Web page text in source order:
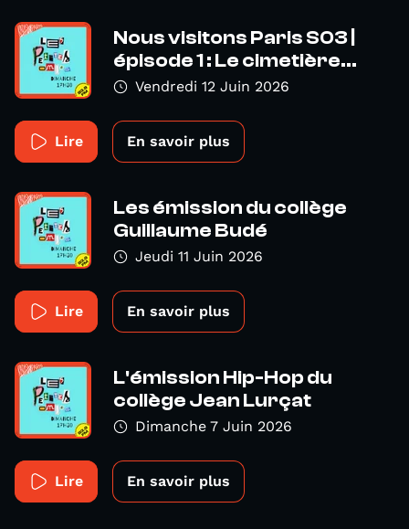
Nous visitons Paris S03 |
épisode 1 : Le cimetière...
Vendredi 12 Juin 2026
Lire En savoir plus
Les émission du collège
Guillaume Budé
Jeudi 11 Juin 2026
Lire En savoir plus
L'émission Hip-Hop du
collège Jean Lurçat
Dimanche 7 Juin 2026
Lire En savoir plus